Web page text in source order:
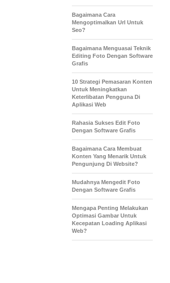
Bagaimana Cara
Mengoptimalkan Url Untuk
Seo?
Bagaimana Menguasai Teknik
Editing Foto Dengan Software
Grafis
10 Strategi Pemasaran Konten
Untuk Meningkatkan
Keterlibatan Pengguna Di
Aplikasi Web
Rahasia Sukses Edit Foto
Dengan Software Grafis
Bagaimana Cara Membuat
Konten Yang Menarik Untuk
Pengunjung Di Website?
Mudahnya Mengedit Foto
Dengan Software Grafis
Mengapa Penting Melakukan
Optimasi Gambar Untuk
Kecepatan Loading Aplikasi
Web?